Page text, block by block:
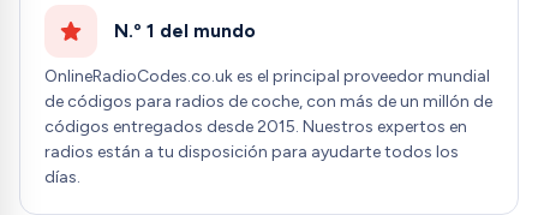
N.º 1 del mundo
OnlineRadioCodes.co.uk es el principal proveedor mundial
de códigos para radios de coche, con más de un millón de
códigos entregados desde 2015. Nuestros expertos en
radios están a tu disposición para ayudarte todos los
días.